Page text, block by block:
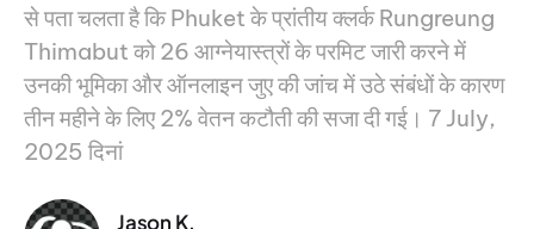
से पता चलता है कि Phuket के प्रांतीय क्लर्क Rungreung
Thimabut को 26 आग्नेयास्त्रों के परमिट जारी करने में
उनकी भूमिका और ऑनलाइन जुए की जांच में उठे संबंधों के कारण
तीन महीने के लिए 2% वेतन कटौती की सजा दी गई। 7 July,
2025 दिनां
Jason K.